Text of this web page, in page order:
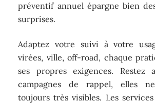
préventif annuel épargne bien
surprises.
Adaptez votre suivi à votre
virées, ville, off-road, chaque
ses propres exigences. Restez
campagnes de rappel, elles
toujours très visibles. Les